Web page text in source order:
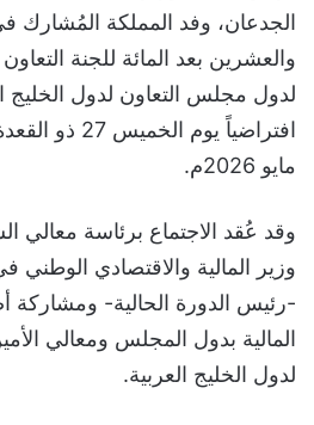
الجدعان، وفد المملكة المُشارك
والعشرين بعد المائة للجنة
لدول مجلس التعاون لدول الخليج
مايو 2026م.
وقد عُقد الاجتماع برئاسة معالي
وزير المالية والاقتصادي الوطني
-رئيس الدورة الحالية- ومشاركة
المالية بدول المجلس ومعالي
لدول الخليج العربية.